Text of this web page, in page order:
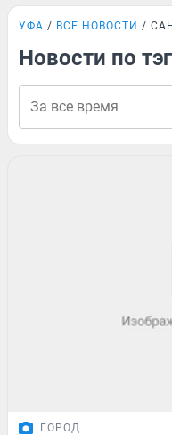
УФА ВСЕ НОВОСТИ
Новости по
ГОРОД